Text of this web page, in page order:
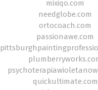
mixiqo.com
needglobe.com
ortocoach.com
passionawe.com
quickultimate.com